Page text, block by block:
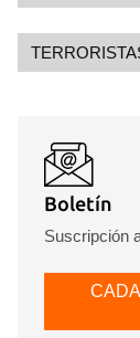
Guardar
Para poder
iniciar
Boletín
Suscripción